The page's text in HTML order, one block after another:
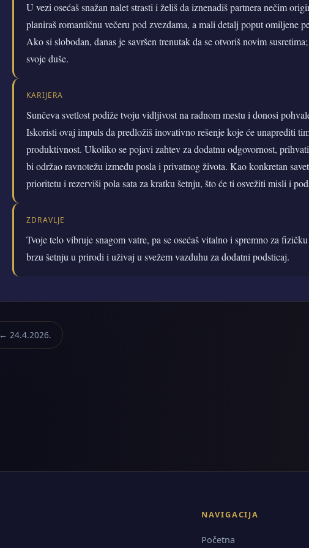
U vezi osećaš snažan nalet strasti i želiš da iznenadiš partnera nečim
planiraš romantičnu večeru pod zvezdama, a mali detalj poput omiljene
Ako si slobodan, danas je savršen trenutak da se otvoriš novim
svoje duše.
KARIJERA
Sunčeva svetlost podiže tvoju vidljivost na radnom mestu i donosi
Iskoristi ovaj impuls da predložiš inovativno rešenje koje će unaprediti
produktivnost. Ukoliko se pojavi zahtev za dodatnu odgovornost,
bi održao ravnotežu između posla i privatnog života. Kao konkretan
prioritetu i rezerviši pola sata za kratku šetnju, što će ti osvežiti misli i
ZDRAVLJE
Tvoje telo vibruje snagom vatre, pa se osećaš vitalno i spremno za
brzu šetnju u prirodi i uživaj u svežem vazduhu za dodatni podsticaj.
← 24.4.2026.
NAVIGACIJA
Početna